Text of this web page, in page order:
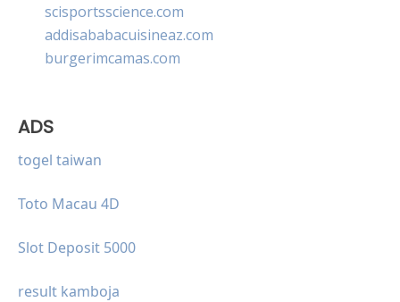
scisportsscience.com
addisababacuisineaz.com
burgerimcamas.com
ADS
togel taiwan
Toto Macau 4D
Slot Deposit 5000
result kamboja